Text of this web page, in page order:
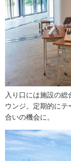
入り口には施設の
ウンジ。定期的に
合いの機会に。